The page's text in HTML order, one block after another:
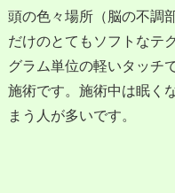
頭の色々場所（脳の不調
だけのとてもソフトなテ
グラム単位の軽いタッチ
施術です。施術中は眠く
まう人が多いです。